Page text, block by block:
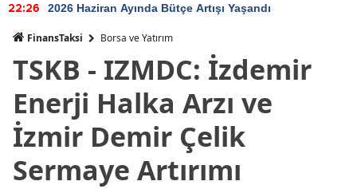
22:26 2026 Haziran Ayında Bütçe Artışı Yaşandı
FinansTaksi Borsa ve Yatırım
TSKB - IZMDC: İzdemir
Enerji Halka Arzı ve
İzmir Demir Çelik
Sermaye Artırımı